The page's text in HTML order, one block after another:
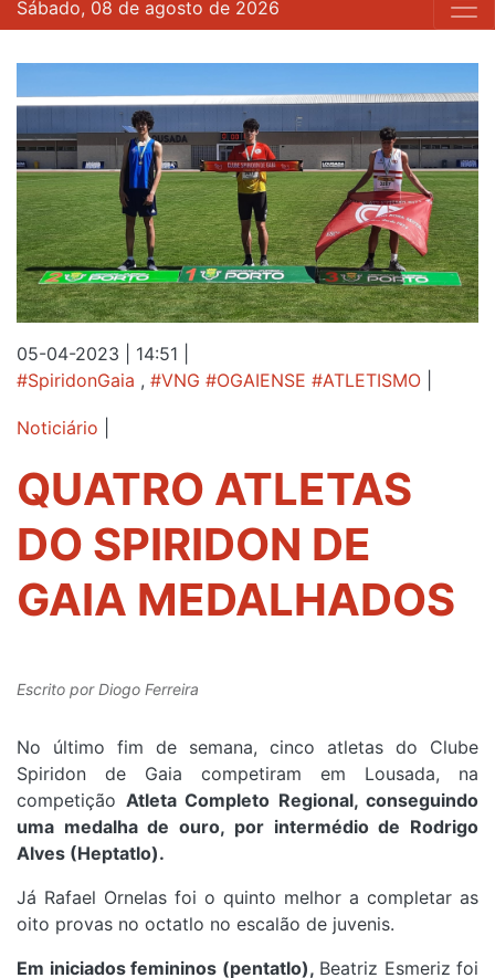
Sábado, 08 de agosto de 2026
05-04-2023 | 14:51
#SpiridonGaia , #VNG #OGAIENSE #ATLETISMO
Noticiário
QUATRO ATLETAS
DO SPIRIDON DE
GAIA MEDALHADOS
Escrito porDiogo Ferreira
No último fim de semana, cinco atletas do Clube
Spiridon de Gaia competiram em Lousada, na
competição Atleta Completo Regional, conseguindo
uma medalha de ouro, por intermédio de Rodrigo
Alves (Heptatlo).
Já Rafael Ornelas foi o quinto melhor a completar as
oito provas no octatlo no escalão de juvenis.
Em iniciados femininos (pentatlo), Beatriz Esmeriz foi